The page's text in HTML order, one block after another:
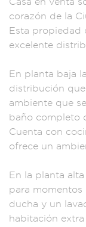
corazón de la
Esta propiedad
excelente
En planta baja
distribución que
ambiente que
baño completo
Cuenta con
ofrece un ambie
En la planta alta
para momentos
ducha y un
habitación ext